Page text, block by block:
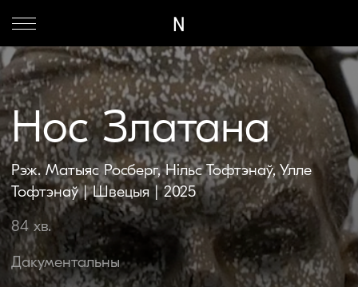
Нос Златана
Рэж. Матыяс Росберг, Нільс Тофтэнаў, Улле
Тофтэнаў | Швецыя | 2025
Нехта скраў нос з помніку Златану
Ібрагімавічу – і здымачная група ператварае
яго пошукі ў шведскую версію «Мальтыйскага
сокала»
84 хв.
Дакументальны